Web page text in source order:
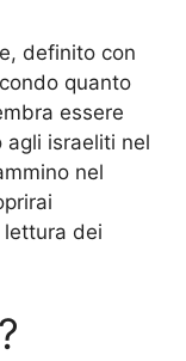
definito con
quanto
essere
israeliti nel
nel
lettura dei